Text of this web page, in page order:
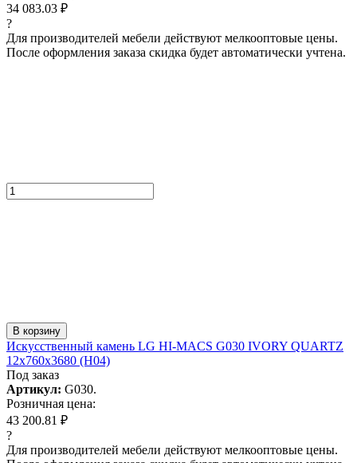
34 083.03 ₽
?
Для производителей мебели действуют мелкооптовые цены.
После оформления заказа скидка будет автоматически учтена.
В корзину
Искусcтвенный камень LG HI-MACS G030 IVORY QUARTZ
12x760x3680 (H04)
Под заказ
Артикул: G030.
Розничная цена:
43 200.81 ₽
?
Для производителей мебели действуют мелкооптовые цены.